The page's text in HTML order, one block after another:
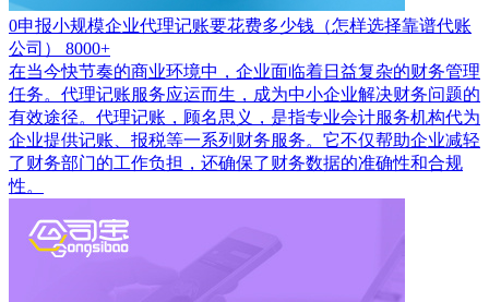
0申报小规模企业代理记账要花费多少钱（怎样选择靠谱代账
公司）
8000+
在当今快节奏的商业环境中，企业面临着日益复杂的财务管理
任务。代理记账服务应运而生，成为中小企业解决财务问题的
有效途径。代理记账，顾名思义，是指专业会计服务机构代为
企业提供记账、报税等一系列财务服务。它不仅帮助企业减轻
了财务部门的工作负担，还确保了财务数据的准确性和合规
性。